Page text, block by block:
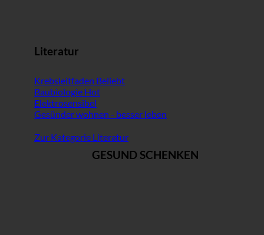
Literatur
Krebsleitfaden
Baubiologie
Elektrosensibel
Gesünder wohnen - besser leben
Zur Kategorie Literatur
GESUND SCHENKEN